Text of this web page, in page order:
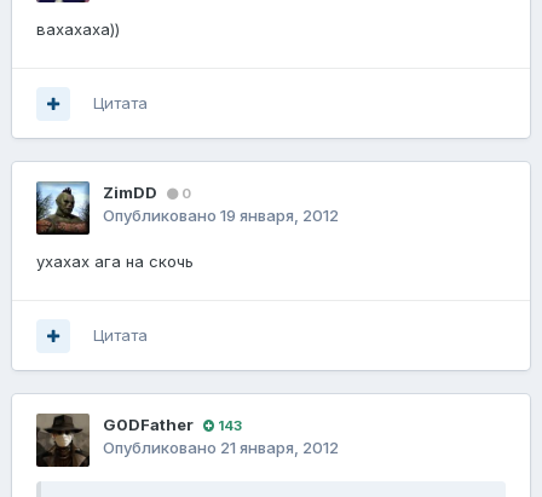
вахахаха))
Цитата
ZimDD 0
Опубликовано 19 января, 2012
ухахах ага на скочь
Цитата
G0DFathеr 143
Опубликовано 21 января, 2012